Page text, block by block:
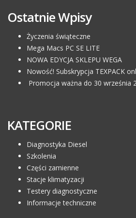
Ostatnie Wpisy
Życzenia świąteczne
Mega Macs PC SE LITE
NOWA EDYCJA SKLEPU WEGA
Nowość! Subskrypcja TEXPACK
Promocja ważna do 30 września
KATEGORIE
Diagnostyka Diesel
Szkolenia
Części zamienne
Stacje klimatyzacji
Testery diagnostyczne
Informacje techniczne